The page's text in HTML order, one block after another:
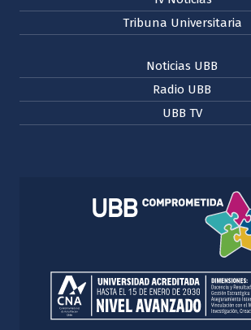
Tribuna Universitaria
Noticias UBB
Radio UBB
UBB TV